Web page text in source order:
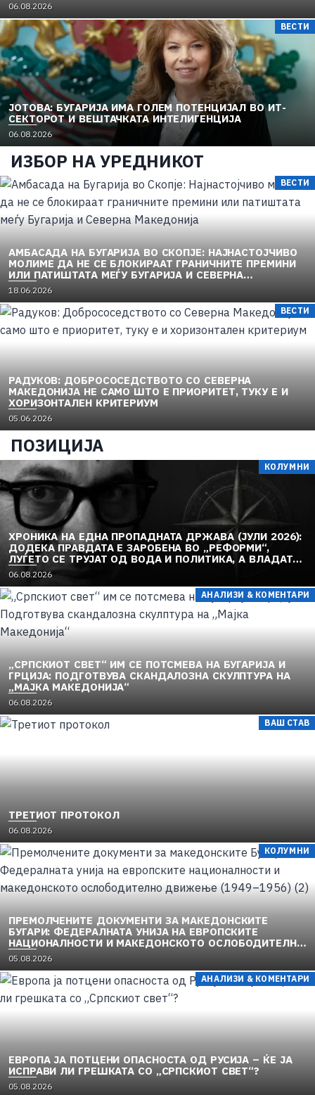
06.08.2026
ВЕСТИ
ЈОТОВА: БУГАРИЈА ИМА ГОЛЕМ ПОТЕНЦИЈАЛ ВО ИТ-
СЕКТОРОТ И ВЕШТАЧКАТА ИНТЕЛИГЕНЦИЈА
06.08.2026
ИЗБОР НА УРЕДНИКОТ
ВЕСТИ
АМБАСАДА НА БУГАРИЈА ВО СКОПЈЕ: НАЈНАСТОЈЧИВО
МОЛИМЕ ДА НЕ СЕ БЛОКИРААТ ГРАНИЧНИТЕ ПРЕМИНИ
ИЛИ ПАТИШТАТА МЕЃУ БУГАРИЈА И СЕВЕРНА
МАКЕДОНИЈА
18.06.2026
ВЕСТИ
РАДУКОВ: ДОБРОСОСЕДСТВОТО СО СЕВЕРНА
МАКЕДОНИЈА НЕ САМО ШТО Е ПРИОРИТЕТ, ТУКУ Е И
ХОРИЗОНТАЛЕН КРИТЕРИУМ
05.06.2026
ПОЗИЦИЈА
КОЛУМНИ
ХРОНИКА НА ЕДНА ПРОПАДНАТА ДРЖАВА (ЈУЛИ 2026):
ДОДЕКА ПРАВДАТА Е ЗАРОБЕНА ВО „РЕФОРМИ“,
ЛУЃЕТО СЕ ТРУЈАТ ОД ВОДА И ПОЛИТИКА, А ВЛАДАТА
И ОПОЗИЦИЈАТА СЕ „РЕКОНСТРУИРААТ“ – ЗЕМЈАТА
ТОНЕ ВО „ДОСТОИНСТВО“ И МОЛЧИ ПРЕД УКРАИНА
06.08.2026
АНАЛИЗИ & КОМЕНТАРИ
„СРПСКИОТ СВЕТ“ ИМ СЕ ПОТСМЕВА НА БУГАРИЈА И
ГРЦИЈА: ПОДГОТВУВА СКАНДАЛОЗНА СКУЛПТУРА НА
„МАЈКА МАКЕДОНИЈА“
06.08.2026
ВАШ СТАВ
ТРЕТИОТ ПРОТОКОЛ
06.08.2026
КОЛУМНИ
ПРЕМОЛЧЕНИТЕ ДОКУМЕНТИ ЗА МАКЕДОНСКИТЕ
БУГАРИ: ФЕДЕРАЛНАТА УНИЈА НА ЕВРОПСКИТЕ
НАЦИОНАЛНОСТИ И МАКЕДОНСКОТО ОСЛОБОДИТЕЛНО
ДВИЖЕЊЕ (1949–1956) (2)
05.08.2026
АНАЛИЗИ & КОМЕНТАРИ
ЕВРОПА ЈА ПОТЦЕНИ ОПАСНОСТА ОД РУСИЈА – ЌЕ ЈА
ИСПРАВИ ЛИ ГРЕШКАТА СО „СРПСКИОТ СВЕТ“?
05.08.2026